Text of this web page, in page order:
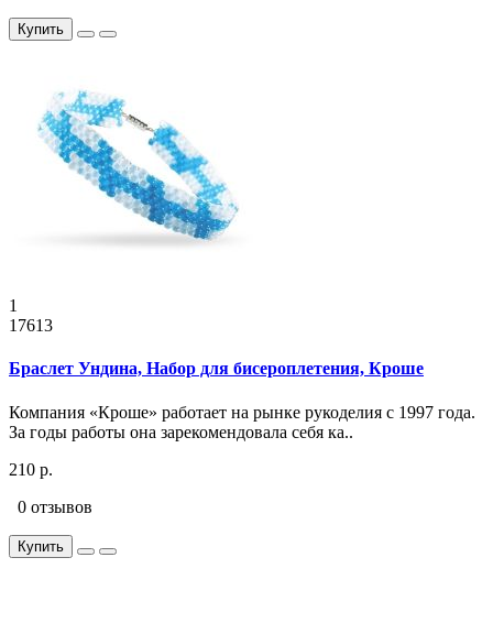
Купить
1
17613
Браслет Ундина, Набор для бисероплетения, Кроше
Компания «Кроше» работает на рынке рукоделия с 1997 года.
За годы работы она зарекомендовала себя ка..
210 р.
0 отзывов
Купить